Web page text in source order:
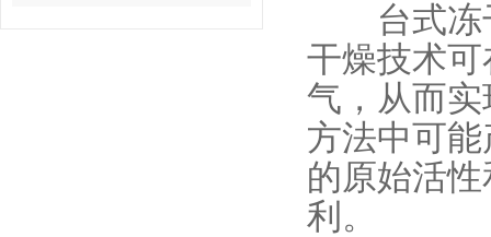
台式冻干
干燥技术
气，从而
方法中可
的原始活
利。